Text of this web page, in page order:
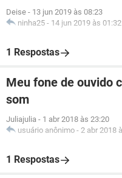
Deise - 13 jun 2019 às 08:23
ninha25 - 14 jun 2019 às 01:32
1 Respostas
Meu fone de ouvido
som
Juliajulia - 1 abr 2018 às 23:20
usuário anônimo - 2 abr 2018
1 Respostas